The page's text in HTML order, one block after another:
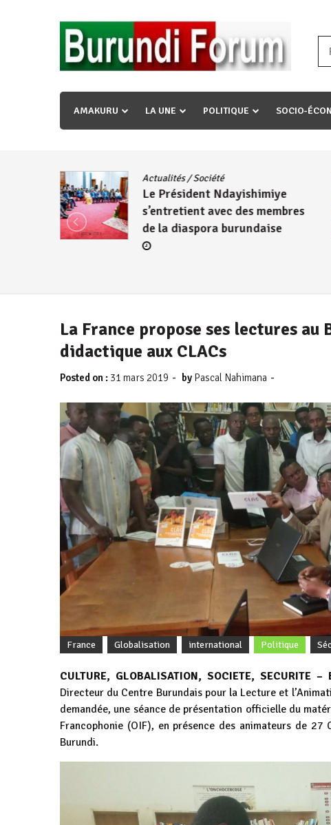
« Ingorane si ugupfa , ingorane ni ugupfa nabi ,gupfa
uzopfire neza umuryango n’igihugu cakwibarutse ? »
AMAKURU LA UNE POLITIQUE SOCIO-
Actualités/Société
Le Président Ndayishimiye
s’entretient avec des membres
de la diaspora burundaise
La France propose ses lectures au
didactique aux CLACs
Posted on : 31 mars 2019 - by Pascal Nahimana -
France Globalisation international Politique
CULTURE, GLOBALISATION, SOCIETE, SECURITE
Directeur du Centre Burundais pour la Lecture et
demandée, une séance de présentation officielle du
Francophonie (OIF), en présence des animateurs de
Burundi.